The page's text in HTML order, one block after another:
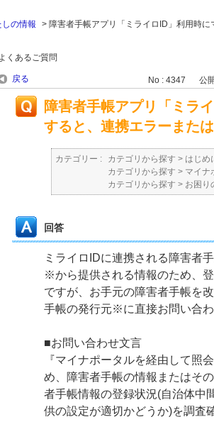
しの情報 > 障害者手帳アプリ「ミライロID」利用時
くあるご質問
戻る No : 4347 公
障害者手帳アプリ「ミラ
すると、連携エラーまた
カテゴリー : カテゴリから探す > はじめ
カテゴリから探す > マイナ
カテゴリから探す > お困り
回答
ミライロIDに連携される障害者
※から提供される情報のため、
ですが、お手元の障害者手帳を
手帳の発行元※に直接お問い合わ
■お問い合わせ文言
『マイナポータルを経由して照
め、障害者手帳の情報またはそ
者手帳情報の登録状況(自治体中
供の設定が適切かどうか)を調査